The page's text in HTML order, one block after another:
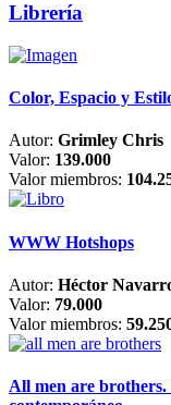
Librería
Color, Espacio y
Autor: Grimley Chris
Valor: 139.000
Valor miembros:
WWW Hotshops
Autor: Héctor
Valor: 79.000
Valor miembros:
All men are brothers.